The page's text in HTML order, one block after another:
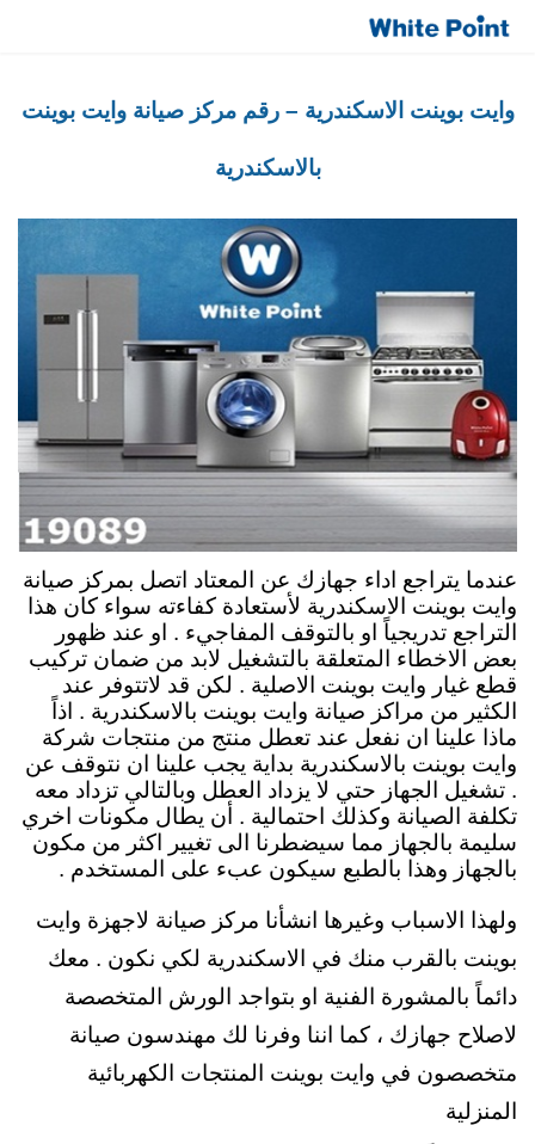
وايت بوينت الاسكندرية – رقم مركز صيانة وايت بوينت
بالاسكندرية
عندما يتراجع اداء جهازك عن المعتاد اتصل بمركز صيانة
وايت بوينت الاسكندرية لأستعادة كفاءته سواء كان هذا
التراجع تدريجياً او بالتوقف المفاجيء . او عند ظهور
بعض الاخطاء المتعلقة بالتشغيل لابد من ضمان تركيب
قطع غيار وايت بوينت الاصلية . لكن قد لاتتوفر عند
الكثير من مراكز صيانة وايت بوينت بالاسكندرية . اذاً
ماذا علينا ان نفعل عند تعطل منتج من منتجات شركة
وايت بوينت بالاسكندرية بداية يجب علينا ان نتوقف عن
. تشغيل الجهاز حتي لا يزداد العطل وبالتالي تزداد معه
تكلفة الصيانة وكذلك احتمالية . أن يطال مكونات اخري
سليمة بالجهاز مما سيضطرنا الى تغيير اكثر من مكون
بالجهاز وهذا بالطبع سيكون عبء على المستخدم .
ولهذا الاسباب وغيرها انشأنا مركز صيانة لاجهزة وايت
بوينت بالقرب منك في الاسكندرية لكي نكون . معك
دائماً بالمشورة الفنية او بتواجد الورش المتخصصة
لاصلاح جهازك ، كما اننا وفرنا لك مهندسون صيانة
متخصصون في وايت بوينت المنتجات الكهربائية
المنزلية